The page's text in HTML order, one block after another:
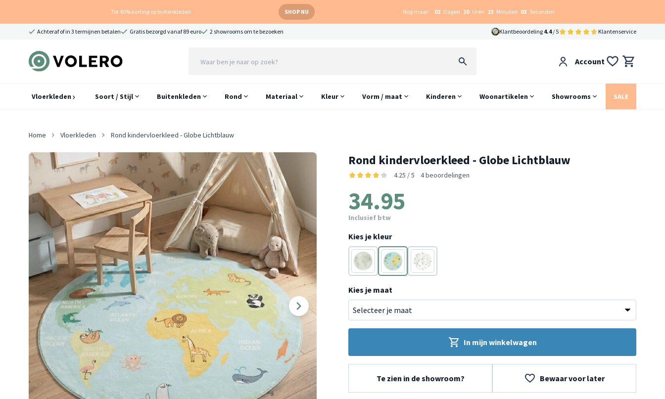
Tot 40% korting op buitenkleden SHOP NU Nog maar: 02 Dagen 10 Uren 23 Minuten 02 Seconden
Achteraf of in 3 termijnen betalen Gratis bezorgd vanaf 89 euro 2 showrooms om te bezoeken Klantbeoordeling 4.4/ 5 Klantenservice
Account
Vloerkleden Soort / Stijl Buitenkleden Rond Materiaal Kleur Vorm / maat Kinderen Woonartikelen Showrooms SALE
Home Vloerkleden Rond kindervloerkleed - Globe Lichtblauw
Rond kindervloerkleed - Globe Lichtblauw
4.25 / 5 4 beoordelingen
34.95
Inclusief btw
Kies je kleur
Groen Blauw
Crème
Kies je maat
In mijn winkelwagen
Te zien in de showroom? Bewaar voor later